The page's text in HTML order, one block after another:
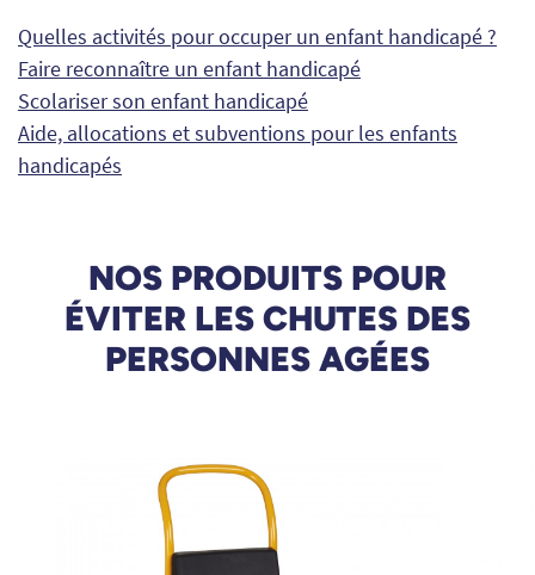
Quelles activités pour occuper un enfant handicapé ?
Faire reconnaître un enfant handicapé
Scolariser son enfant handicapé
Aide, allocations et subventions pour les enfants
handicapés
NOS PRODUITS POUR
ÉVITER LES CHUTES DES
PERSONNES AGÉES